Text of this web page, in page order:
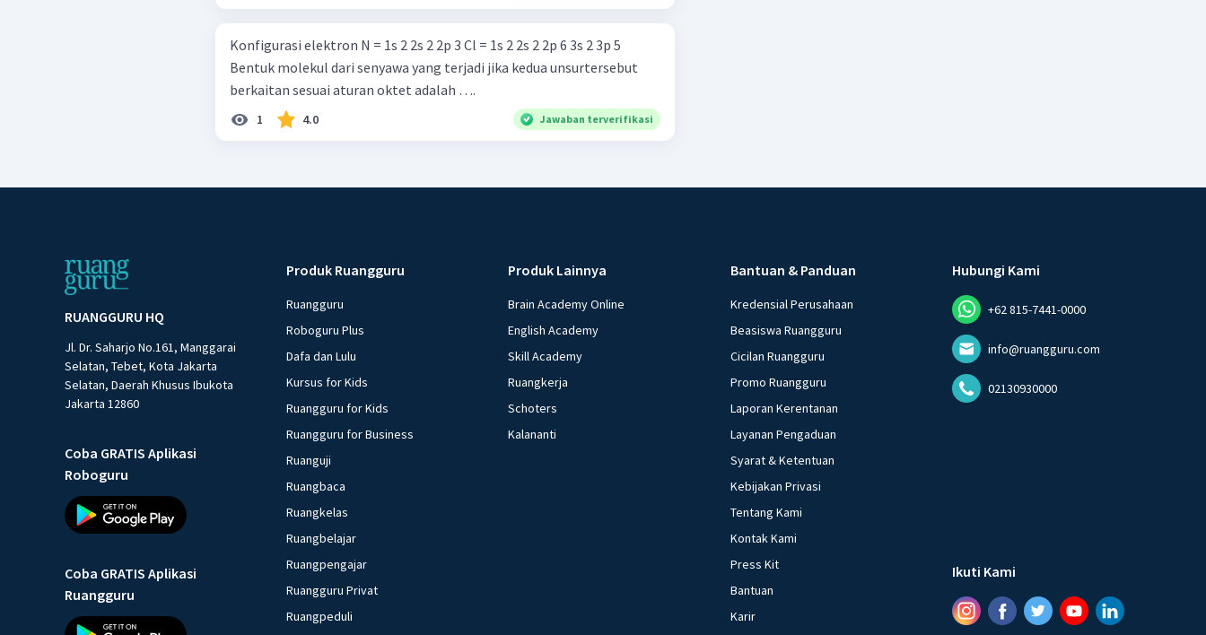
Konfigurasi elektron N = 1s 2 2s 2 2p 3 Cl = 1s 2 2s 2 2p 6 3s 2 3p 5
Bentuk molekul dari senyawa yang terjadi jika kedua unsurtersebut
berkaitan sesuai aturan oktet adalah ….
1 4.0 Jawaban terverifikasi
RUANGGURU HQ
Jl. Dr. Saharjo No.161, Manggarai
Selatan, Tebet, Kota Jakarta
Selatan, Daerah Khusus Ibukota
Jakarta 12860
Coba GRATIS Aplikasi
Roboguru
Coba GRATIS Aplikasi
Ruangguru
Produk Ruangguru
Ruangguru
Roboguru Plus
Dafa dan Lulu
Kursus for Kids
Ruangguru for Kids
Ruangguru for Business
Ruanguji
Ruangbaca
Ruangkelas
Ruangbelajar
Ruangpengajar
Ruangguru Privat
Ruangpeduli
Produk Lainnya
Brain Academy Online
English Academy
Skill Academy
Ruangkerja
Schoters
Kalananti
Bantuan & Panduan
Kredensial Perusahaan
Beasiswa Ruangguru
Cicilan Ruangguru
Promo Ruangguru
Laporan Kerentanan
Layanan Pengaduan
Syarat & Ketentuan
Kebijakan Privasi
Tentang Kami
Kontak Kami
Press Kit
Bantuan
Karir
Hubungi Kami
+62 815-7441-0000
info@ruangguru.com
02130930000
Ikuti Kami